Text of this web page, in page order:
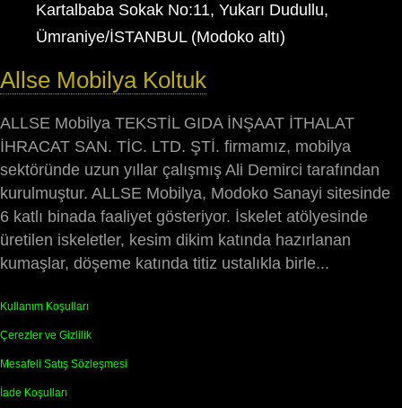
Kartalbaba Sokak No:11, Yukarı Dudullu,
Ümraniye/İSTANBUL (Modoko altı)
Allse Mobilya Koltuk
ALLSE Mobilya TEKSTİL GIDA İNŞAAT İTHALAT
İHRACAT SAN. TİC. LTD. ŞTİ. firmamız, mobilya
sektöründe uzun yıllar çalışmış Ali Demirci tarafından
kurulmuştur. ALLSE Mobilya, Modoko Sanayi sitesinde
6 katlı binada faaliyet gösteriyor. İskelet atölyesinde
üretilen iskeletler, kesim dikim katında hazırlanan
kumaşlar, döşeme katında titiz ustalıkla birle...
Kullanım Koşulları
Çerezler ve Gizlilik
Mesafeli Satış Sözleşmesi
İade Koşulları